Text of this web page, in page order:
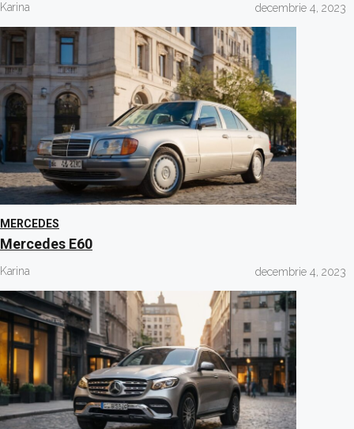
Karina decembrie 4, 2023
MERCEDES
Mercedes E60
Karina decembrie 4, 2023